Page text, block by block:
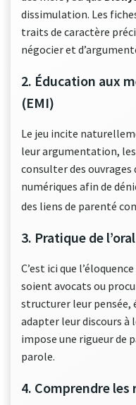
dissimulation. Les
traits de caractère
négocier et
2. Éducation aux
(EMI)
Le jeu incite
leur argumentation,
consulter des ouvrages
numériques afin de
des liens de parenté
3. Pratique de
C’est ici que
soient avocats ou
structurer leur pensée,
adapter leur discours à
impose une rigueur de
parole.
4. Comprendre les